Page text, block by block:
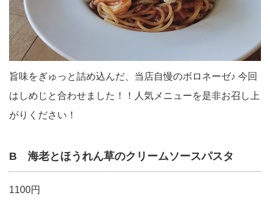
旨味をぎゅっと詰め込んだ、当店自慢のボロネーゼ♪ 今回
はしめじと合わせました！！人気メニューを是非お召し上
がりください！
B 海老とほうれん草のクリームソースパスタ
1100円